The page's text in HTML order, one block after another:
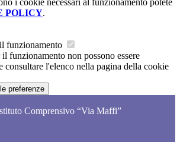
i cookie necessari al funzionamento potete
POLICY.
funzionamento
funzionamento non possono essere
consultare l'elenco nella pagina della cookie
preferenze
Comprensivo “Via Maffi”